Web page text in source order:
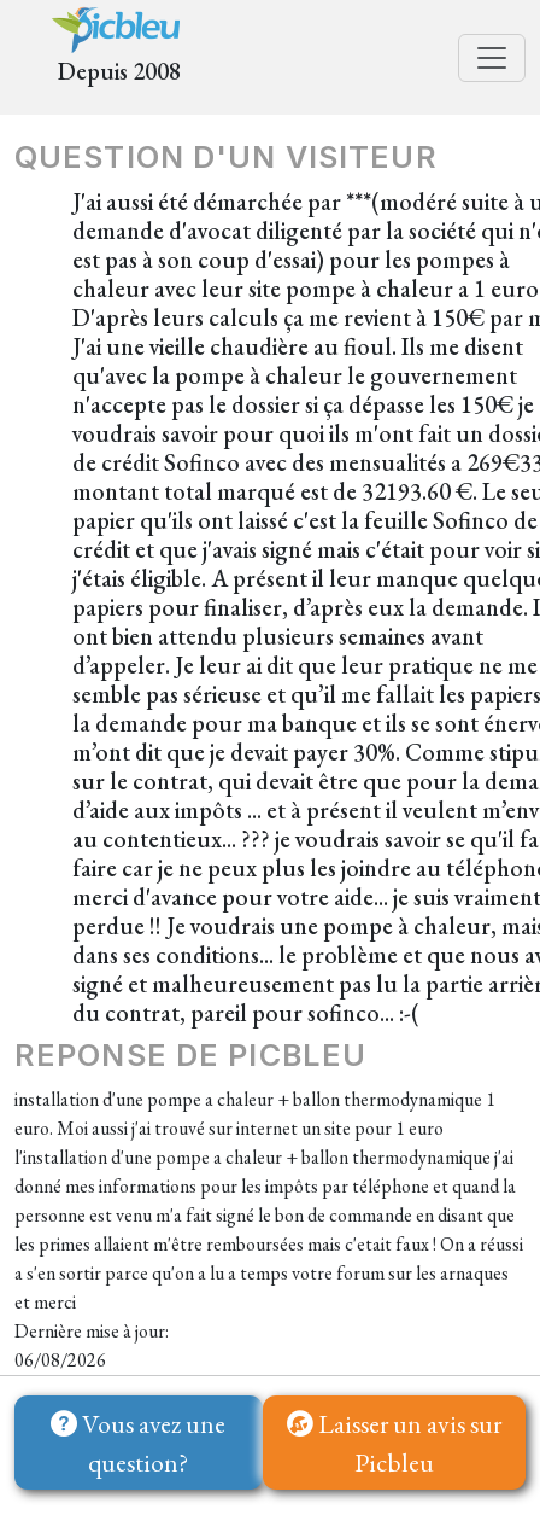
Depuis 2008
QUESTION D'UN VISITEUR
J'ai aussi été démarchée par ***(modéré suite à
demande d'avocat diligenté par la société qui
est pas à son coup d'essai) pour les pompes à
chaleur avec leur site pompe à chaleur a 1
D'après leurs calculs ça me revient à 150€ par
J'ai une vieille chaudière au fioul. Ils me disent
qu'avec la pompe à chaleur le gouvernement
n'accepte pas le dossier si ça dépasse les 150€ je
voudrais savoir pour quoi ils m'ont fait un
de crédit Sofinco avec des mensualités a
montant total marqué est de 32193.60 €. Le
papier qu'ils ont laissé c'est la feuille Sofinco de
crédit et que j'avais signé mais c'était pour voir si
j'étais éligible. A présent il leur manque
papiers pour finaliser, d’après eux la demande.
ont bien attendu plusieurs semaines avant
d’appeler. Je leur ai dit que leur pratique ne me
semble pas sérieuse et qu’il me fallait les
la demande pour ma banque et ils se sont
m’ont dit que je devait payer 30%. Comme
sur le contrat, qui devait être que pour la
d’aide aux impôts ... et à présent il veulent
au contentieux... ??? je voudrais savoir se qu'il
faire car je ne peux plus les joindre au
merci d'avance pour votre aide... je suis vraiment
perdue !! Je voudrais une pompe à chaleur,
dans ses conditions... le problème et que nous
signé et malheureusement pas lu la partie
du contrat, pareil pour sofinco... :-(
REPONSE DE PICBLEU
installation d'une pompe a chaleur + ballon thermodynamique 1
euro. Moi aussi j'ai trouvé sur internet un site pour 1 euro
l'installation d'une pompe a chaleur + ballon thermodynamique j'ai
donné mes informations pour les impôts par téléphone et quand la
personne est venu m'a fait signé le bon de commande en disant que
les primes allaient m'être remboursées mais c'etait faux ! On a réussi
a s'en sortir parce qu'on a lu a temps votre forum sur les arnaques
et merci
Dernière mise à jour:
06/08/2026
Vous avez une
question?
Laisser un avis sur
Picbleu